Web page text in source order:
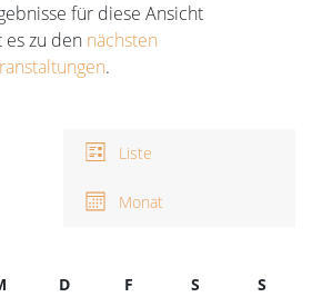
für diese Ansicht
zu den nächsten
.
Navigation
Liste
Monat
D
F S Samstag
S